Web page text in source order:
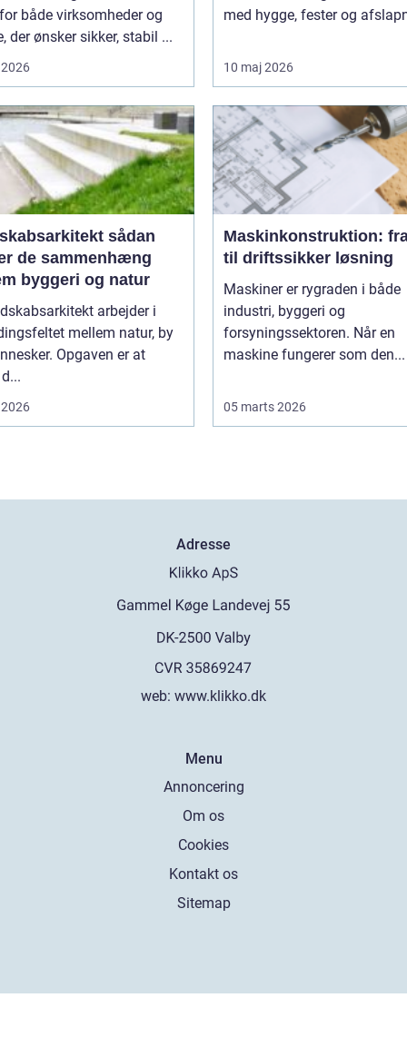
både virksomheder og
der ønsker sikker, stabil ...
med hygge, fester og
10 maj 2026
sådan
de sammenhæng
byggeri og natur
arbejder i
mellem natur, by
Opgaven er at
Maskinkonstruktion:
til driftssikker løsning
Maskiner er rygraden i både
industri, byggeri og
forsyningssektoren. Når en
maskine fungerer som den...
05 marts 2026
Adresse
web: www.klikko.dk
Menu
Annoncering
Om os
Cookies
Kontakt os
Sitemap